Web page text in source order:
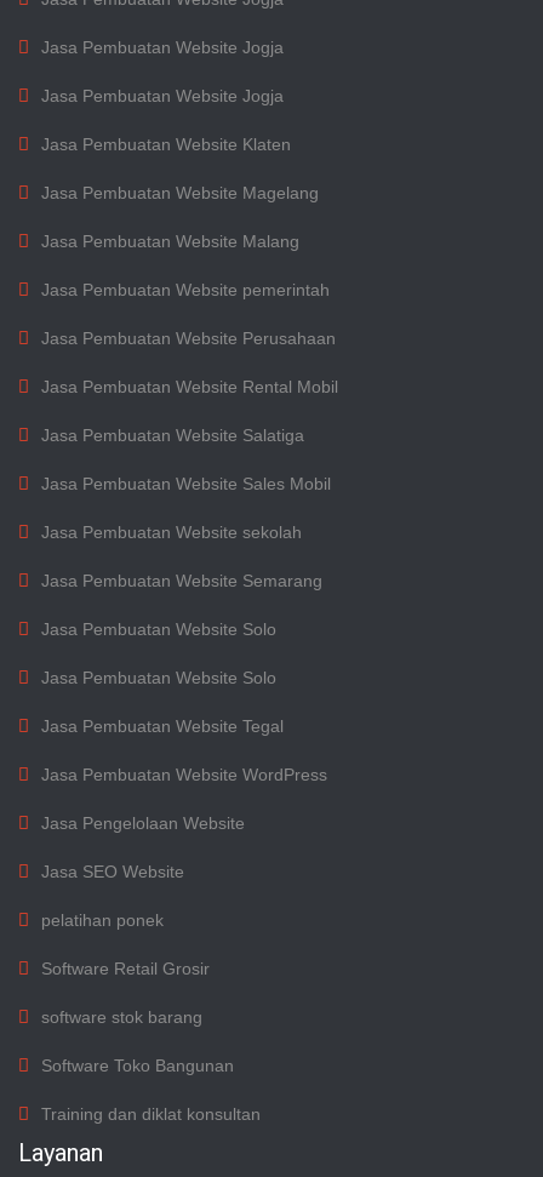
Jasa Pembuatan Website Jogja
Jasa Pembuatan Website Jogja
Jasa Pembuatan Website Klaten
Jasa Pembuatan Website Magelang
Jasa Pembuatan Website Malang
Jasa Pembuatan Website pemerintah
Jasa Pembuatan Website Perusahaan
Jasa Pembuatan Website Rental Mobil
Jasa Pembuatan Website Salatiga
Jasa Pembuatan Website Sales Mobil
Jasa Pembuatan Website sekolah
Jasa Pembuatan Website Semarang
Jasa Pembuatan Website Solo
Jasa Pembuatan Website Solo
Jasa Pembuatan Website Tegal
Jasa Pembuatan Website WordPress
Jasa Pengelolaan Website
Jasa SEO Website
pelatihan ponek
Software Retail Grosir
software stok barang
Software Toko Bangunan
Training dan diklat konsultan
Layanan